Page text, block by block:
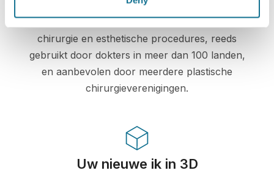
De eerste online 3D simulatie voor plastische
chirurgie en esthetische procedures, reeds
gebruikt door dokters in meer dan 100 landen,
en aanbevolen door meerdere plastische
chirurgieverenigingen.
Uw nieuwe ik in 3D